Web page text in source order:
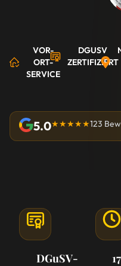
VOR-
ORT-
SERVICE
DGUSV
ZERTIFIZIERT
5.0★★★★★123
DGuSV-